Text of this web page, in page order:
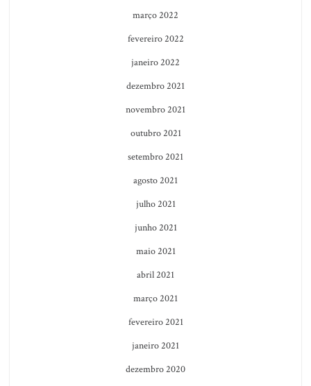
março 2022
fevereiro 2022
janeiro 2022
dezembro 2021
novembro 2021
outubro 2021
setembro 2021
agosto 2021
julho 2021
junho 2021
maio 2021
abril 2021
março 2021
fevereiro 2021
janeiro 2021
dezembro 2020